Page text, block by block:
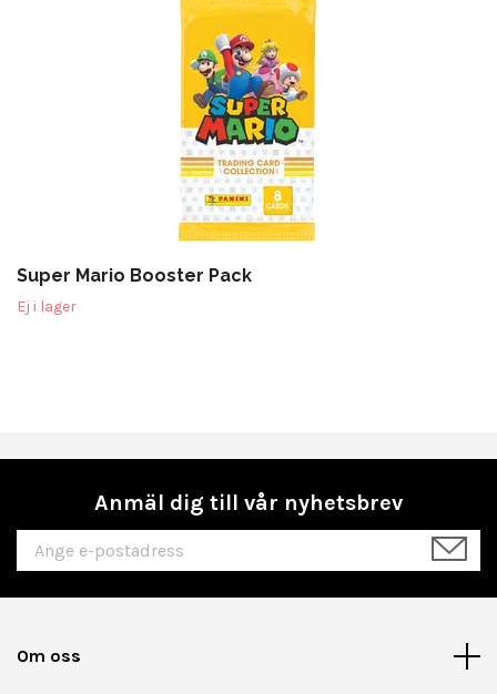
Super Mario Booster Pack
Ej i lager
Anmäl dig till vår nyhetsbrev
Om oss